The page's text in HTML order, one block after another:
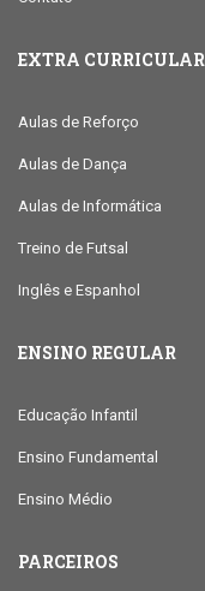
EXTRA CURRICULAR
Aulas de Reforço
Aulas de Dança
Aulas de Informática
Treino de Futsal
Inglês e Espanhol
ENSINO REGULAR
Educação Infantil
Ensino Fundamental
Ensino Médio
PARCEIROS